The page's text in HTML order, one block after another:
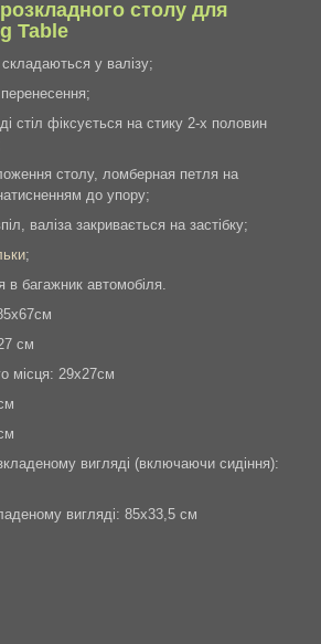
столу для
Table
у валізу;
стіл фіксується на стику 2-х половин
столу, ломберная петля на
до упору;
валіза закривається на застібку;
;
в багажник автомобіля.
см
місця: 29х27см
вигляді (включаючи сидіння):
вигляді: 85х33,5 см